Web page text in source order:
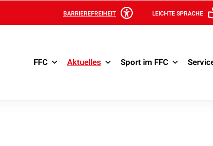
BARRIEREFREIHEIT LEICHTE SPRACHE
FFC Aktuelles Sport im FFC